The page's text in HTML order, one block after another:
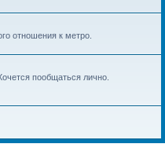
отношения к метро.
пообщаться лично.